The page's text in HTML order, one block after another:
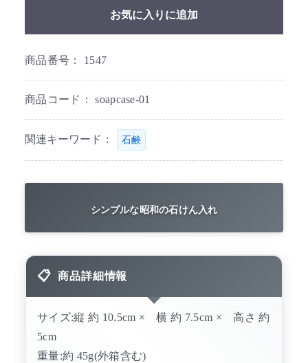
お気に入りに追加
商品番号： 1547
商品コード：soapcase-01
関連キーワード： 石鹸
シンプルな昭和の石けん入れ
商品詳細情報
サイズ:縦 約 10.5cm × 横 約 7.5cm × 高さ 約
5cm
重量:約 45g(外箱含む)